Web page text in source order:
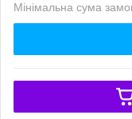
Мінімальна сума